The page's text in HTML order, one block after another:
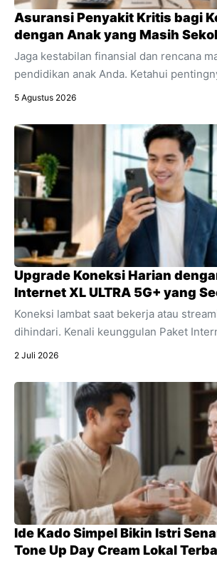
Asuransi Penyakit Kritis bagi
dengan Anak yang Masih
Jaga kestabilan finansial dan rencana
pendidikan anak Anda. Ketahui
asuransi penyakit kritis sebagai bagian
5 Agustus 2026
Upgrade Koneksi Harian
Internet XL ULTRA 5G+ yang
Koneksi lambat saat bekerja atau
dihindari. Kenali keunggulan Paket
5G+ yang menawarkan kecepatan ultra
2 Juli 2026
Ide Kado Simpel Bikin Istri
Tone Up Day Cream Lokal